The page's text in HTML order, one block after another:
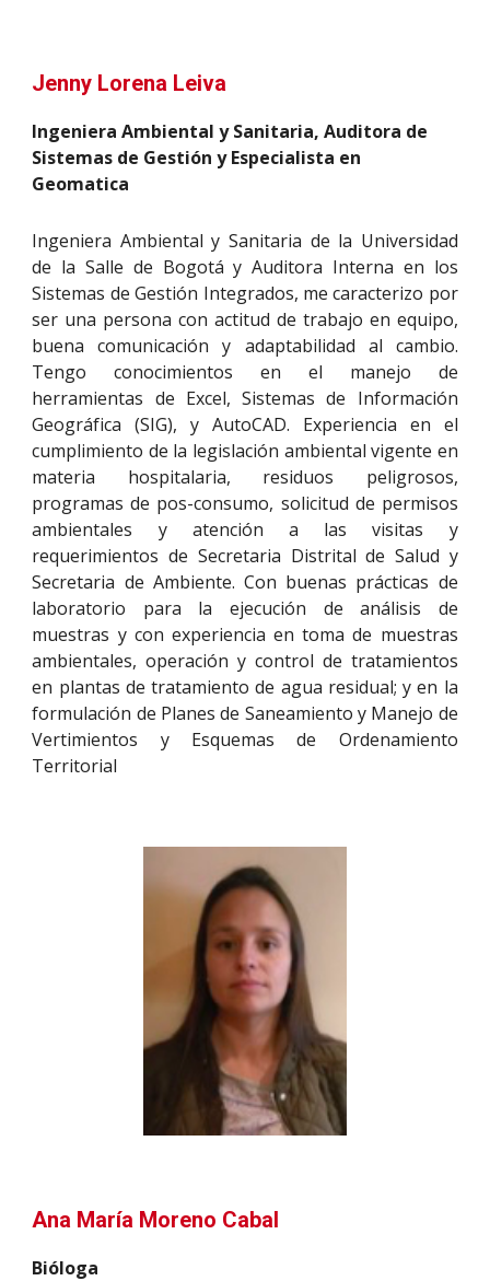
Jenny Lorena Leiva
Ingeniera Ambiental y Sanitaria, Auditora de
Sistemas de Gestión y Especialista en
Geomatica
Ingeniera Ambiental y Sanitaria de la Universidad
de la Salle de Bogotá y Auditora Interna en los
Sistemas de Gestión Integrados, me caracterizo por
ser una persona con actitud de trabajo en equipo,
buena comunicación y adaptabilidad al cambio.
Tengo conocimientos en el manejo de
herramientas de Excel, Sistemas de Información
Geográfica (SIG), y AutoCAD. Experiencia en el
cumplimiento de la legislación ambiental vigente en
materia hospitalaria, residuos peligrosos,
programas de pos-consumo, solicitud de permisos
ambientales y atención a las visitas y
requerimientos de Secretaria Distrital de Salud y
Secretaria de Ambiente. Con buenas prácticas de
laboratorio para la ejecución de análisis de
muestras y con experiencia en toma de muestras
ambientales, operación y control de tratamientos
en plantas de tratamiento de agua residual; y en la
formulación de Planes de Saneamiento y Manejo de
Vertimientos y Esquemas de Ordenamiento
Territorial
Ana María Moreno Cabal
Bióloga